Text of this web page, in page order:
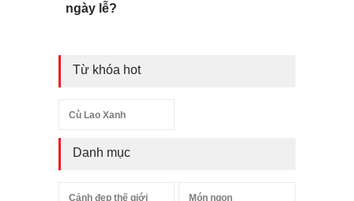
ngày lễ?
Từ khóa hot
Cù Lao Xanh
Danh mục
Cảnh đẹp thế giới Món ngon